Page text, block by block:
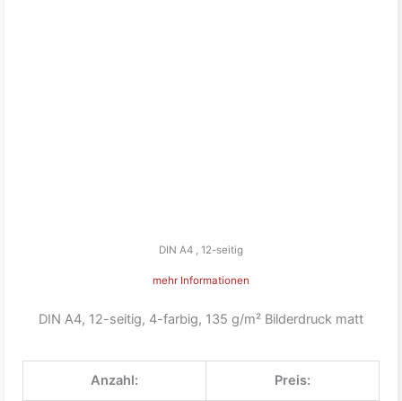
DIN A4 , 12-seitig
mehr Informationen
DIN A4, 12-seitig, 4-farbig, 135 g/m² Bilderdruck matt
Anzahl: Preis: